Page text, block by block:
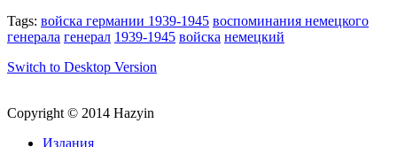
Tags: войска германии 1939-1945 воспоминания немецкого
генерала генерал 1939-1945 войска немецкий
Switch to Desktop Version
Copyright © 2014 Hazyin
Издания